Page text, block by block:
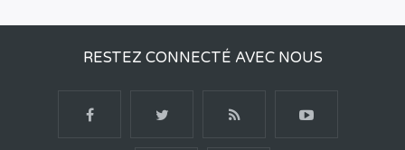
RESTEZ CONNECTÉ AVEC NOUS